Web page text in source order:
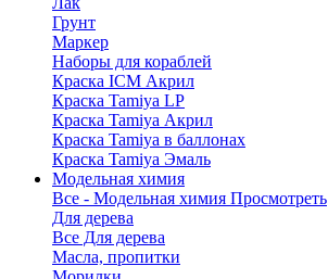
Грунт
Маркер
Наборы для кораблей
Краска ICM Акрил
Краска Tamiya LP
Краска Tamiya Акрил
Краска Tamiya в баллонах
Краска Tamiya Эмаль
Модельная химия
Все - Модельная химия Просмотреть
Для дерева
Все Для дерева
Масла, пропитки